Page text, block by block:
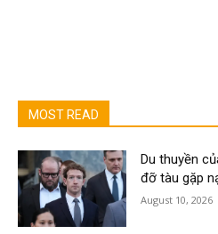
MOST READ
Du thuyền
đỡ tàu gặp
August 10, 2026